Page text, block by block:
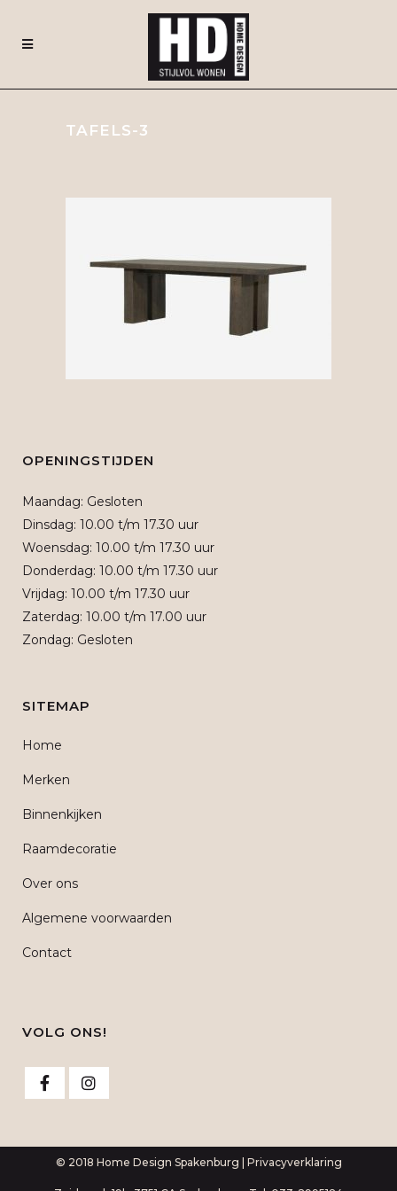
TAFELS-3
OPENINGSTIJDEN
Maandag: Gesloten
Dinsdag: 10.00 t/m 17.30 uur
Woensdag: 10.00 t/m 17.30 uur
Donderdag: 10.00 t/m 17.30 uur
Vrijdag: 10.00 t/m 17.30 uur
Zaterdag: 10.00 t/m 17.00 uur
Zondag: Gesloten
SITEMAP
Home
Merken
Binnenkijken
Raamdecoratie
Over ons
Algemene voorwaarden
Contact
VOLG ONS!
© 2018 Home Design Spakenburg | Privacyverklaring